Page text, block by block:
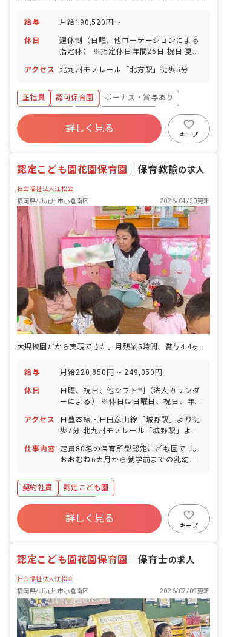
給与 月給190,520円 ~
休日
週休制（日曜、他ローテーションによる
指定休） ※指定休日年間26日 祝日 夏季
1/3） 有給休暇（20日）※1年目から20
大20日まで可能です。 産休育休制度
（取得率100％、復帰率100％）
アクセス 北九州モノレール「北方駅」徒歩5分
正社員 認可保育園
ボーナス・賞与あり
社会保険完備
有給
福利厚生充実
残業少なめ
昇給昇進あり
詳しく見る
キープ
認定こども園花園保育園 保育教諭の求人
社会福祉法人江松会
福岡県/北九州市小倉南区
2026/04/20更新
大規模園だから実現できた。月残業5時間、賞与4.4ヶ月。
給与 月給220,850円 ~ 249,050円
休日
日曜、祝日、他シフト制（法人カレンダ
ーによる） ※休日は日曜日、祝日、年末
るように付与。 年末年始休暇（6日間）
有給休暇（取得率80％／半日単位での取
得可） ※雇用開始6カ月は月に1日ずつ
付与、6カ月経過後に加えて10日付与。
（取得率100％・復帰率80％） 介護休暇
※年間休日95日（有休は別途付与）
アクセス
日豊本線・日田彦山線「城野駅」より徒
歩7分 北九州モノレール「城野駅」より
1分 ■マイカー、自転車通勤可（駐車場
は自己契約自己負担※周辺利用相場月
仕事内容
定員80名の保育所型認定こども園です。
おおむね6カ月から就学前までの乳幼児
行なっています。 子どもと保護者と保育
園との信頼関係を大切にしながら家庭的
な保育を目指しています。 大切な子ども
たちの成長を担う保育業務全般をお願い
17名 5歳児クラス 17名 ＜1日の流れ＞
入れ、合同保育 9:00～：普通勤務出勤
9:30〜：各クラスに分かれて保育（未満
児は午前おやつ） 11:00～：順次給食、
片づけ、お昼寝準備 12:30〜：お昼寝
（職員は11:30から順次休憩） 15:00
～：午後おやつ 16:30～：合同保育、保
契約社員
認定こども園
ボーナス・賞与あり
寮・住宅・家賃補助あり
社会保険完備
昇給昇進あり
産休育休制度
詳しく見る
キープ
認定こども園花園保育園 保育士の求人
社会福祉法人江松会
福岡県/北九州市小倉南区
2026/07/09更新